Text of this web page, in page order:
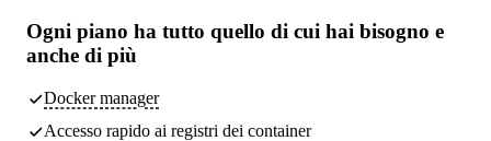
Ogni piano ha tutto quello di cui hai bisogno e
anche di più
Docker manager
Accesso rapido ai registri dei container